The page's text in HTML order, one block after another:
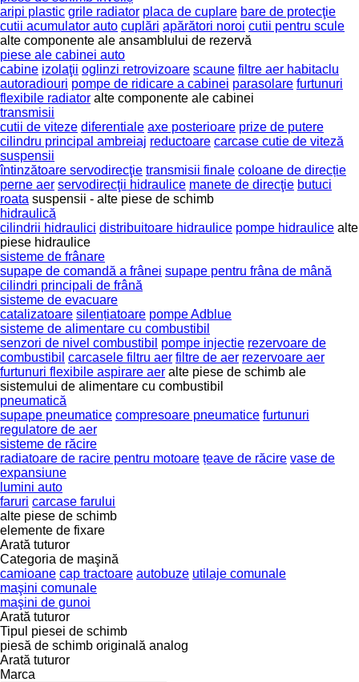
aripi plastic grile radiator placa de cuplare bare de protecţie
cutii acumulator auto cuplări apărători noroi cutii pentru scule
alte componente ale ansamblului de rezervă
piese ale cabinei auto
cabine izolaţii oglinzi retrovizoare scaune filtre aer habitaclu
autoradiouri pompe de ridicare a cabinei parasolare furtunuri
flexibile radiator alte componente ale cabinei
transmisii
cutii de viteze diferentiale axe posterioare prize de putere
cilindru principal ambreiaj reductoare carcase cutie de viteză
suspensii
întinzătoare servodirecţie transmisii finale coloane de direcție
perne aer servodirecţii hidraulice manete de direcţie butuci
roata suspensii - alte piese de schimb
hidraulică
cilindrii hidraulici distribuitoare hidraulice pompe hidraulice alte
piese hidraulice
sisteme de frânare
supape de comandă a frânei supape pentru frâna de mână
cilindri principali de frână
sisteme de evacuare
catalizatoare silențiatoare pompe Adblue
sisteme de alimentare cu combustibil
senzori de nivel combustibil pompe injectie rezervoare de
combustibil carcasele filtru aer filtre de aer rezervoare aer
furtunuri flexibile aspirare aer alte piese de schimb ale
sistemului de alimentare cu combustibil
pneumatică
supape pneumatice compresoare pneumatice furtunuri
regulatore de aer
sisteme de răcire
radiatoare de racire pentru motoare țeave de răcire vase de
expansiune
lumini auto
faruri carcase farului
alte piese de schimb
elemente de fixare
Arată tuturor
Categoria de maşină
camioane cap tractoare autobuze utilaje comunale
maşini comunale
maşini de gunoi
Arată tuturor
Tipul piesei de schimb
piesă de schimb originală analog
Arată tuturor
Marca